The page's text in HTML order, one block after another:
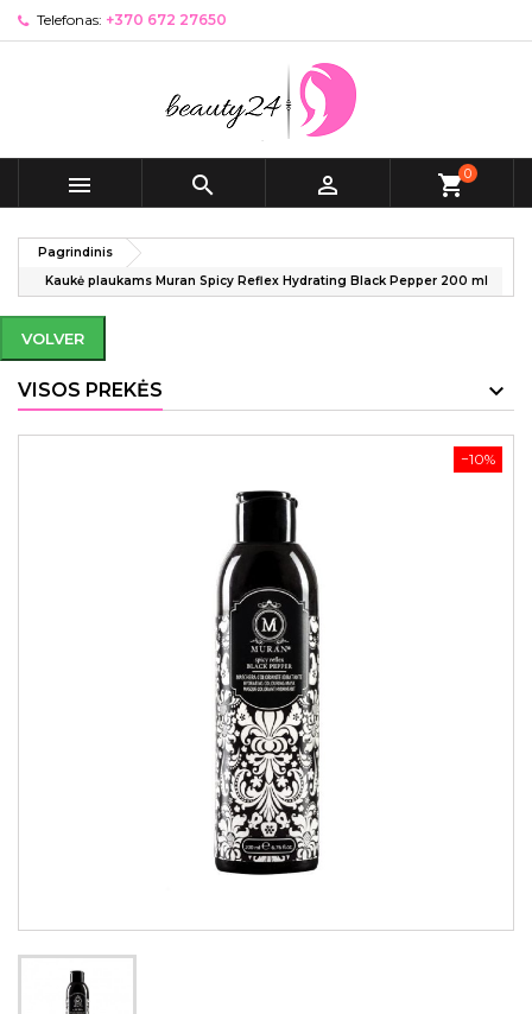
Telefonas: +370 672 27650
   shopping_cart0
Pagrindinis
Kaukė plaukams Muran Spicy Reflex Hydrating Black Pepper 200 ml
VOLVER
VISOS PREKĖS
−10%